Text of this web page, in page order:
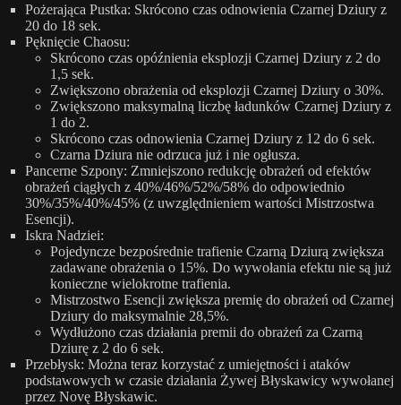
Pożerająca Pustka: Skrócono czas odnowienia Czarnej Dziury z
20 do 18 sek.
Pęknięcie Chaosu:
Skrócono czas opóźnienia eksplozji Czarnej Dziury z 2 do
1,5 sek.
Zwiększono obrażenia od eksplozji Czarnej Dziury o 30%.
Zwiększono maksymalną liczbę ładunków Czarnej Dziury z
1 do 2.
Skrócono czas odnowienia Czarnej Dziury z 12 do 6 sek.
Czarna Dziura nie odrzuca już i nie ogłusza.
Pancerne Szpony: Zmniejszono redukcję obrażeń od efektów
obrażeń ciągłych z 40%/46%/52%/58% do odpowiednio
30%/35%/40%/45% (z uwzględnieniem wartości Mistrzostwa
Esencji).
Iskra Nadziei:
Pojedyncze bezpośrednie trafienie Czarną Dziurą zwiększa
zadawane obrażenia o 15%. Do wywołania efektu nie są już
konieczne wielokrotne trafienia.
Mistrzostwo Esencji zwiększa premię do obrażeń od Czarnej
Dziury do maksymalnie 28,5%.
Wydłużono czas działania premii do obrażeń za Czarną
Dziurę z 2 do 6 sek.
Przebłysk: Można teraz korzystać z umiejętności i ataków
podstawowych w czasie działania Żywej Błyskawicy wywołanej
przez Novę Błyskawic.